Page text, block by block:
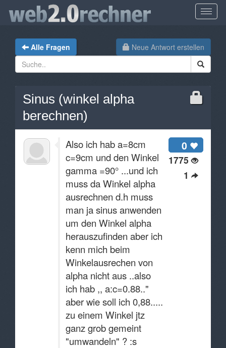
Neue Antwort erstellen
Alle Fragen
Sinus (winkel alpha
berechnen)
0
1775
1
Also ich hab a=8cm
c=9cm und den Winkel
gamma =90° ...und ich
muss da Winkel alpha
ausrechnen d.h muss
man ja sinus anwenden
um den Winkel alpha
herauszufinden aber ich
kenn mich beim
Winkelausrechen von
alpha nicht aus ..also
ich hab ,, a:c=0.88.."
aber wie soll ich 0,88.....
zu einem Winkel jtz
ganz grob gemeint
"umwandeln" ? :s